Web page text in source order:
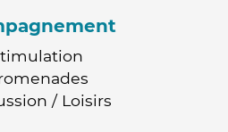
/ Loisirs